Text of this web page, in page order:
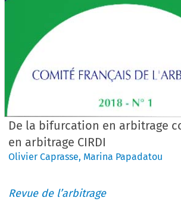
De la bifurcation en arbitrage
en arbitrage CIRDI
Olivier Caprasse, Marina Papadatou
Revue de l’arbitrage